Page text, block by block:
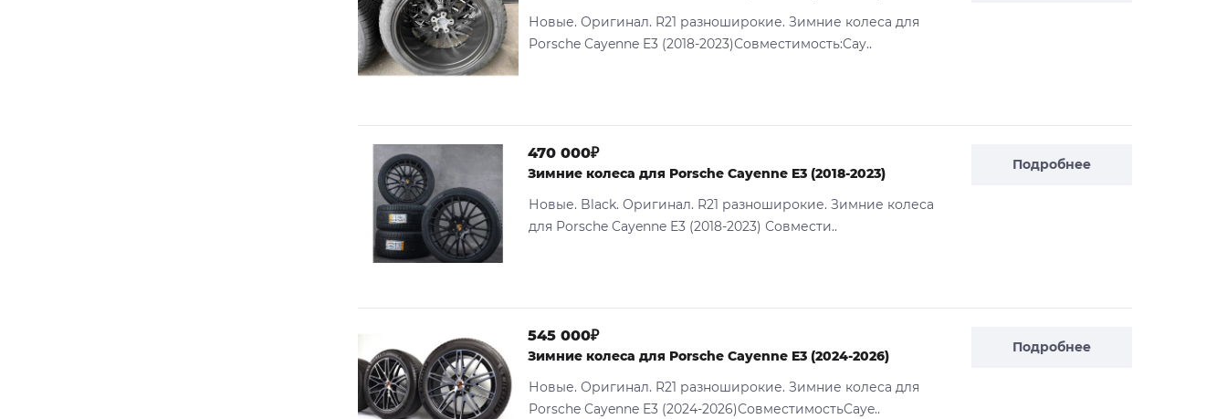
Новые. Оригинал. R21 разноширокие. Зимние колеса для
Porsche Cayenne E3 (2018-2023)Совместимость:Cay..
Подробнее
470 000₽
Зимние колеса для Porsche Cayenne E3 (2018-2023)
Новые. Black. Оригинал. R21 разноширокие. Зимние колеса
для Porsche Cayenne E3 (2018-2023) Совмести..
Подробнее
545 000₽
Зимние колеса для Porsche Cayenne E3 (2024-2026)
Новые. Оригинал. R21 разноширокие. Зимние колеса для
Porsche Cayenne E3 (2024-2026)СовместимостьCaye..